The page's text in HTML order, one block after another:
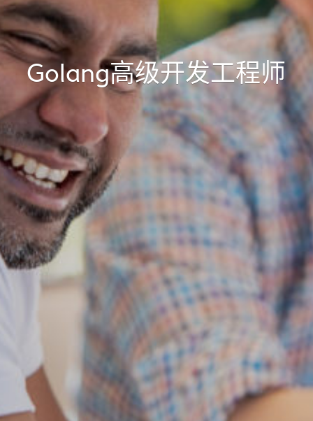
Golang高级开发工程师